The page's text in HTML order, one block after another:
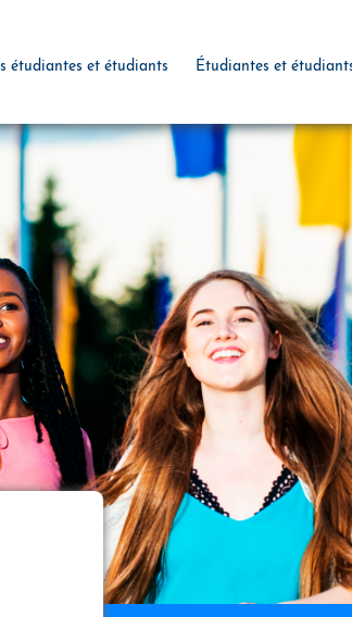
étudiantes et étudiants Étudiantes et